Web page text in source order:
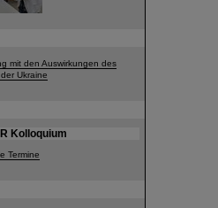
mit den Auswirkungen des
Ukraine
Kolloquium
Termine